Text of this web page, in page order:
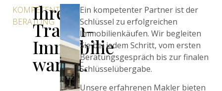
KOMPETENTE
BERATUNG
Ihre
Traum-
Immobilie
wartet.
Ein kompetenter Partner ist der
Schlüssel zu erfolgreichen
Immobilienkäufen. Wir begleiten
Sie bei jedem Schritt, vom ersten
Beratungsgespräch bis zur finalen
Schlüsselübergabe.
Unsere erfahrenen Makler bieten